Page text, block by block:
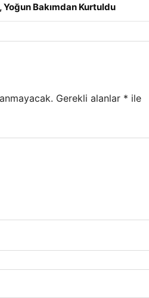
Bakımdan Kurtuldu
Gerekli alanlar * ile